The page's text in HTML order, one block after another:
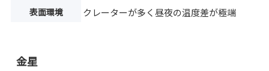
表面環境 クレーターが多く昼夜の温度差が極端
金星